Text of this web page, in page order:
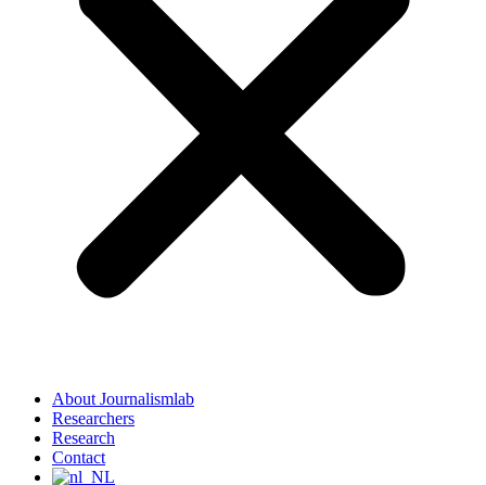
About Journalismlab
Researchers
Research
Contact